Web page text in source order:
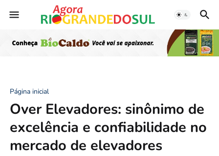
Página inicial
Over Elevadores: sinônimo de
excelência e confiabilidade no
mercado de elevadores